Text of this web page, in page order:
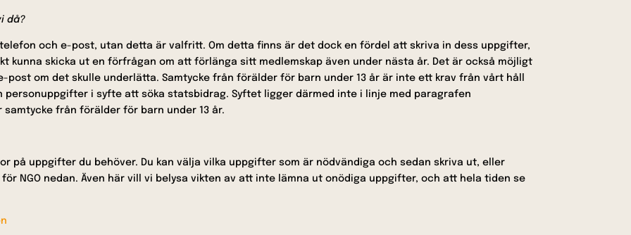
då?
och e-post, utan detta är valfritt. Om detta finns är det dock en fördel att skriva in dess uppgifter,
kunna skicka ut en förfrågan om att förlänga sitt medlemskap även under nästa år. Det är också möjligt
om det skulle underlätta. Samtycke från förälder för barn under 13 år är inte ett krav från vårt håll
i syfte att söka statsbidrag. Syftet ligger därmed inte i linje med paragrafen
från förälder för barn under 13 år.
på uppgifter du behöver. Du kan välja vilka uppgifter som är nödvändiga och sedan skriva ut, eller
NGO nedan. Även här vill vi belysa vikten av att inte lämna ut onödiga uppgifter, och att hela tiden se